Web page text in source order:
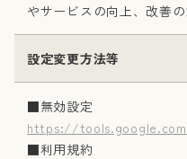
やサービスの向上、改善の
設定変更方法等
■無効設定
https://
■利用規約